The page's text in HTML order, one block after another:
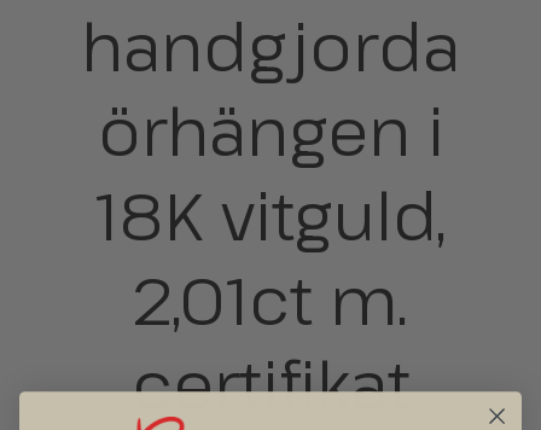
handgjorda
örhängen i
18K vitguld,
2,01ct m.
certifikat